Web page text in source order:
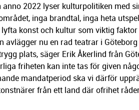
anno 2022 lyser kulturpolitiken med
inga brandtal, inga heta
konst och kultur som viktig
avlägger nu en rad teatrar i
plats, säger Erik Åkerlind från
friheten kan inte tas för given
mandatperiod ska vi därför
från ett land där ofrihet